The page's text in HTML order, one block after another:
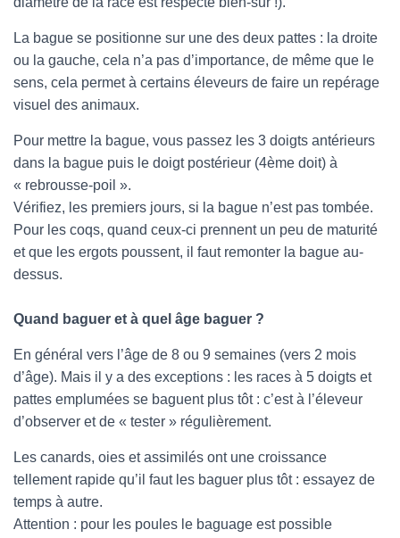
La bague se positionne sur une des deux pattes : la droite
ou la gauche, cela n’a pas d’importance, de même que le
sens, cela permet à certains éleveurs de faire un repérage
visuel des animaux.
Pour mettre la bague, vous passez les 3 doigts antérieurs
dans la bague puis le doigt postérieur (4ème doit) à
« rebrousse-poil ».
Vérifiez, les premiers jours, si la bague n’est pas tombée.
Pour les coqs, quand ceux-ci prennent un peu de maturité
et que les ergots poussent, il faut remonter la bague au-
dessus.
Quand baguer et à quel âge baguer ?
En général vers l’âge de 8 ou 9 semaines (vers 2 mois
d’âge). Mais il y a des exceptions : les races à 5 doigts et
pattes emplumées se baguent plus tôt : c’est à l’éleveur
d’observer et de « tester » régulièrement.
Les canards, oies et assimilés ont une croissance
tellement rapide qu’il faut les baguer plus tôt : essayez de
temps à autre.
Attention : pour les poules le baguage est possible